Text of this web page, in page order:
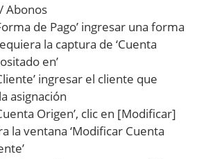
Abonos
de Pago’ ingresar una forma
la captura de ‘Cuenta
en’
ingresar el cliente que
asignación
Origen’, clic en [Modificar]
la ventana ‘Modificar Cuenta